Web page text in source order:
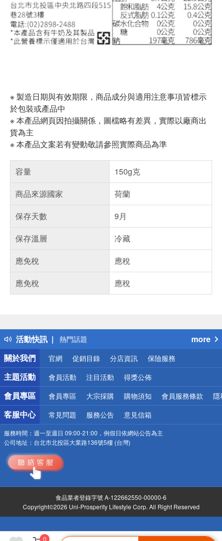
0
※ 製造日期與有效期限，商品成分與適用注意事項皆標示
於包裝或產品中
※ 本產品網頁因拍攝關係，圖檔略有差異，實際以廠商出
貨為主
※ 本產品文案若有變動敬請參照實際商品為準
容量
150g克
商品來源國家
荷蘭
保存天數
9月
保存溫層
冷藏
應免稅
應稅
應免稅
應稅
活動快訊
得獎公告
熱門話題
銀行優惠
偏遠地區配送
詐騙網頁！請小心！
more
關於我們
官網 促銷目錄 分店資訊 保險服務
主題活動 會員活動 注目活動 得獎公佈
會員專區 會員專區 大宗採購 購物須知 會員服務條款 隱
客服中心 常見問題 服務公告 意見信箱
服務時間： 週一至週日 09:00-21:00，例假日依網站公告為主
公司地址： 台北市北投區大業路136號5樓 (台灣)
食品業者登錄字號 A-122662550-00000-6
Copyright©2026 Uni-Prosperity Lifestyle Corp. All Right Reserved